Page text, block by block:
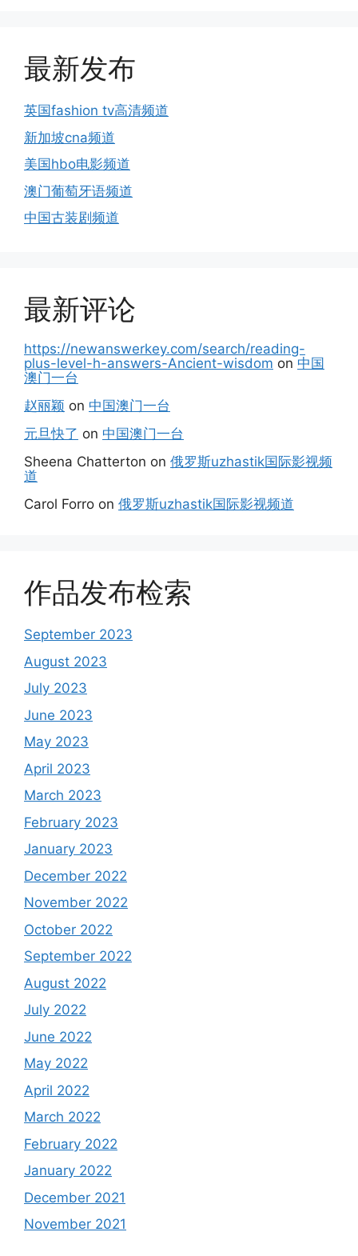
最新发布
英国fashion tv高清频道
新加坡cna频道
美国hbo电影频道
澳门葡萄牙语频道
中国古装剧频道
最新评论
https://newanswerkey.com/search/reading-
plus-level-h-answers-Ancient-wisdom on 中国
澳门一台
赵丽颖 on 中国澳门一台
元旦快了 on 中国澳门一台
Sheena Chatterton on 俄罗斯uzhastik国际影视频
道
Carol Forro on 俄罗斯uzhastik国际影视频道
作品发布检索
September 2023
August 2023
July 2023
June 2023
May 2023
April 2023
March 2023
February 2023
January 2023
December 2022
November 2022
October 2022
September 2022
August 2022
July 2022
June 2022
May 2022
April 2022
March 2022
February 2022
January 2022
December 2021
November 2021